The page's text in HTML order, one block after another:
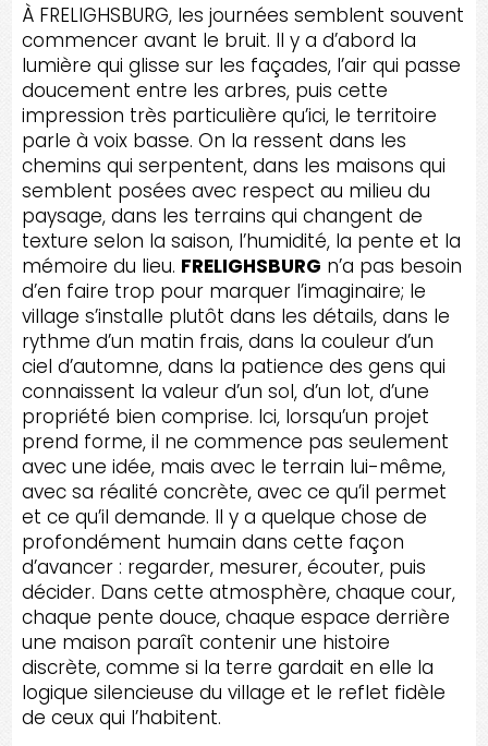
À FRELIGHSBURG, les journées semblent souvent
commencer avant le bruit. Il y a d’abord la
lumière qui glisse sur les façades, l’air qui passe
doucement entre les arbres, puis cette
impression très particulière qu’ici, le territoire
parle à voix basse. On la ressent dans les
chemins qui serpentent, dans les maisons qui
semblent posées avec respect au milieu du
paysage, dans les terrains qui changent de
texture selon la saison, l’humidité, la pente et la
mémoire du lieu. FRELIGHSBURG n’a pas besoin
d’en faire trop pour marquer l’imaginaire; le
village s’installe plutôt dans les détails, dans le
rythme d’un matin frais, dans la couleur d’un
ciel d’automne, dans la patience des gens qui
connaissent la valeur d’un sol, d’un lot, d’une
propriété bien comprise. Ici, lorsqu’un projet
prend forme, il ne commence pas seulement
avec une idée, mais avec le terrain lui-même,
avec sa réalité concrète, avec ce qu’il permet
et ce qu’il demande. Il y a quelque chose de
profondément humain dans cette façon
d’avancer : regarder, mesurer, écouter, puis
décider. Dans cette atmosphère, chaque cour,
chaque pente douce, chaque espace derrière
une maison paraît contenir une histoire
discrète, comme si la terre gardait en elle la
logique silencieuse du village et le reflet fidèle
de ceux qui l’habitent.